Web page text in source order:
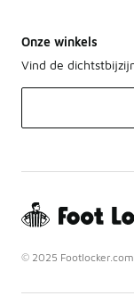
Onze winkels
Vind de
© 2025